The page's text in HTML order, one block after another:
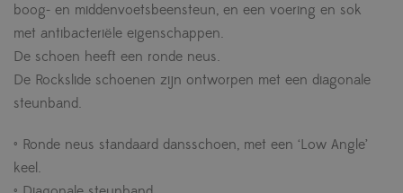
boog- en middenvoetsbeensteun, en een voering en sok
met antibacteriële eigenschappen.
De schoen heeft een ronde neus.
De Rockslide schoenen zijn ontworpen met een diagonale
steunband.
• Ronde neus standaard dansschoen, met een ‘Low Angle’
keel.